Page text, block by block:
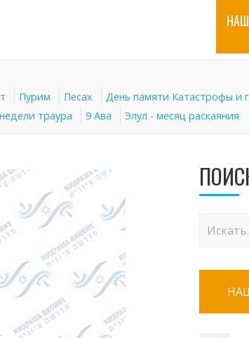
Пурим Песах
День памяти Катастрофы и
траура 9 Ава Элул - месяц раскаяния